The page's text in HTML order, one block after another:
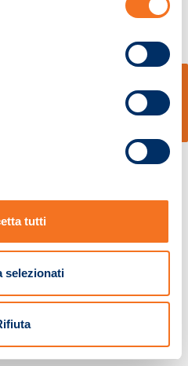
tutti
selezionati
- Cap.Soc. € 2.000.000,00 i.v. La
01